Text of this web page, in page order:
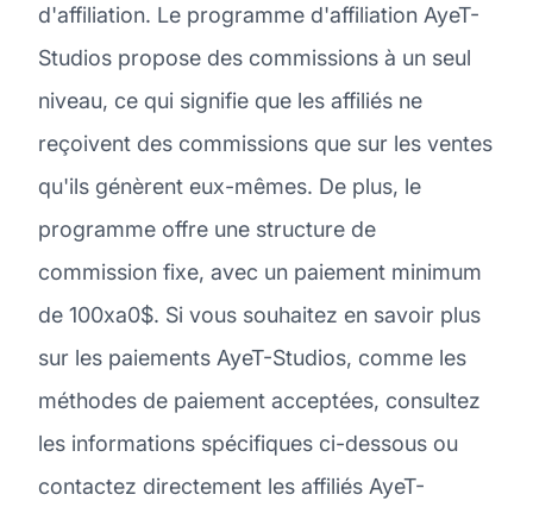
d'affiliation. Le programme d'affiliation AyeT-
Studios propose des commissions à un seul
niveau, ce qui signifie que les affiliés ne
reçoivent des commissions que sur les ventes
qu'ils génèrent eux-mêmes. De plus, le
programme offre une structure de
commission fixe, avec un paiement minimum
de 100xa0$. Si vous souhaitez en savoir plus
sur les paiements AyeT-Studios, comme les
méthodes de paiement acceptées, consultez
les informations spécifiques ci-dessous ou
contactez directement les affiliés AyeT-